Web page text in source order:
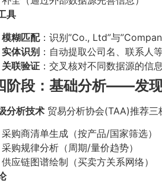
具
模糊匹配：识别”Co., Ltd”与
实体识别 ：自动提取公司名、联系人
关联验证 ：交叉核对不同数据源的信
阶段：基础分析——发
分析技术 贸易分析协会(TAA)推荐三
采购商清单生成（按产品/国家筛选）
采购规律分析（周期/量价趋势）
供应链图谱绘制（买卖方关系网络）